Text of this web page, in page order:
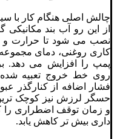
چالش اصلی هنگام کار با
از این ‌رو آب‌ بند
نصب می ‌شود تا حرارت و
‌کاری روغنی، دمای
پمپ را افزایش می ‌دهد.
روی خط خروج تعبیه شده
فشار اضافه از کنارگذر
حسگر لرزش نیز کوچک‌ ترین
و زمان توقف اضطراری را
داری بیش‌ تر کاهش یابد.